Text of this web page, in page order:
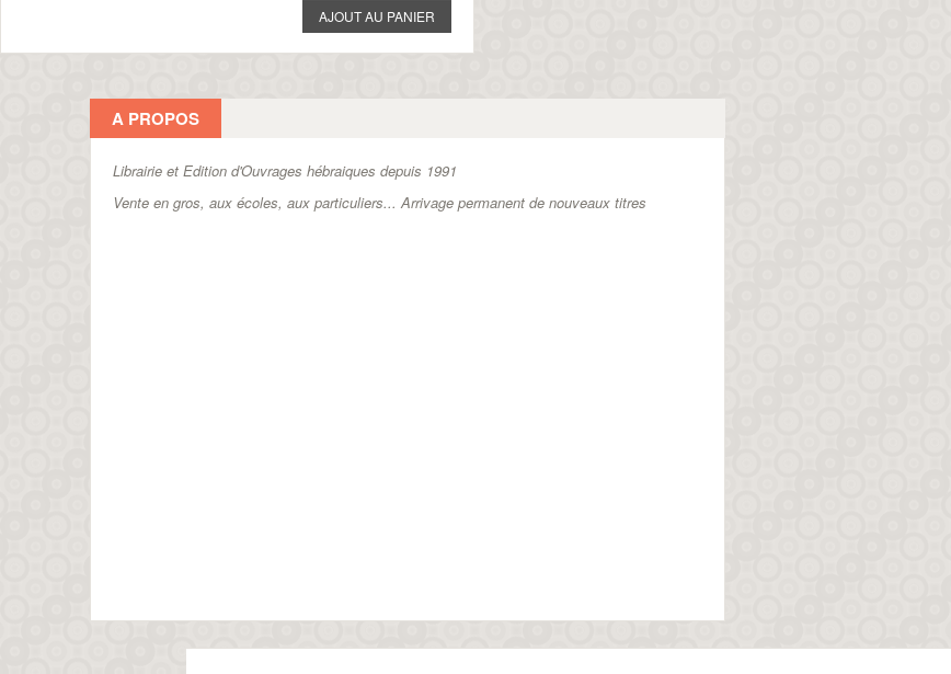
A PROPOS
Librairie et Edition d'Ouvrages hébraiques depuis 1991
Vente en gros, aux écoles, aux particuliers...Arrivage permanent de nouveaux titres